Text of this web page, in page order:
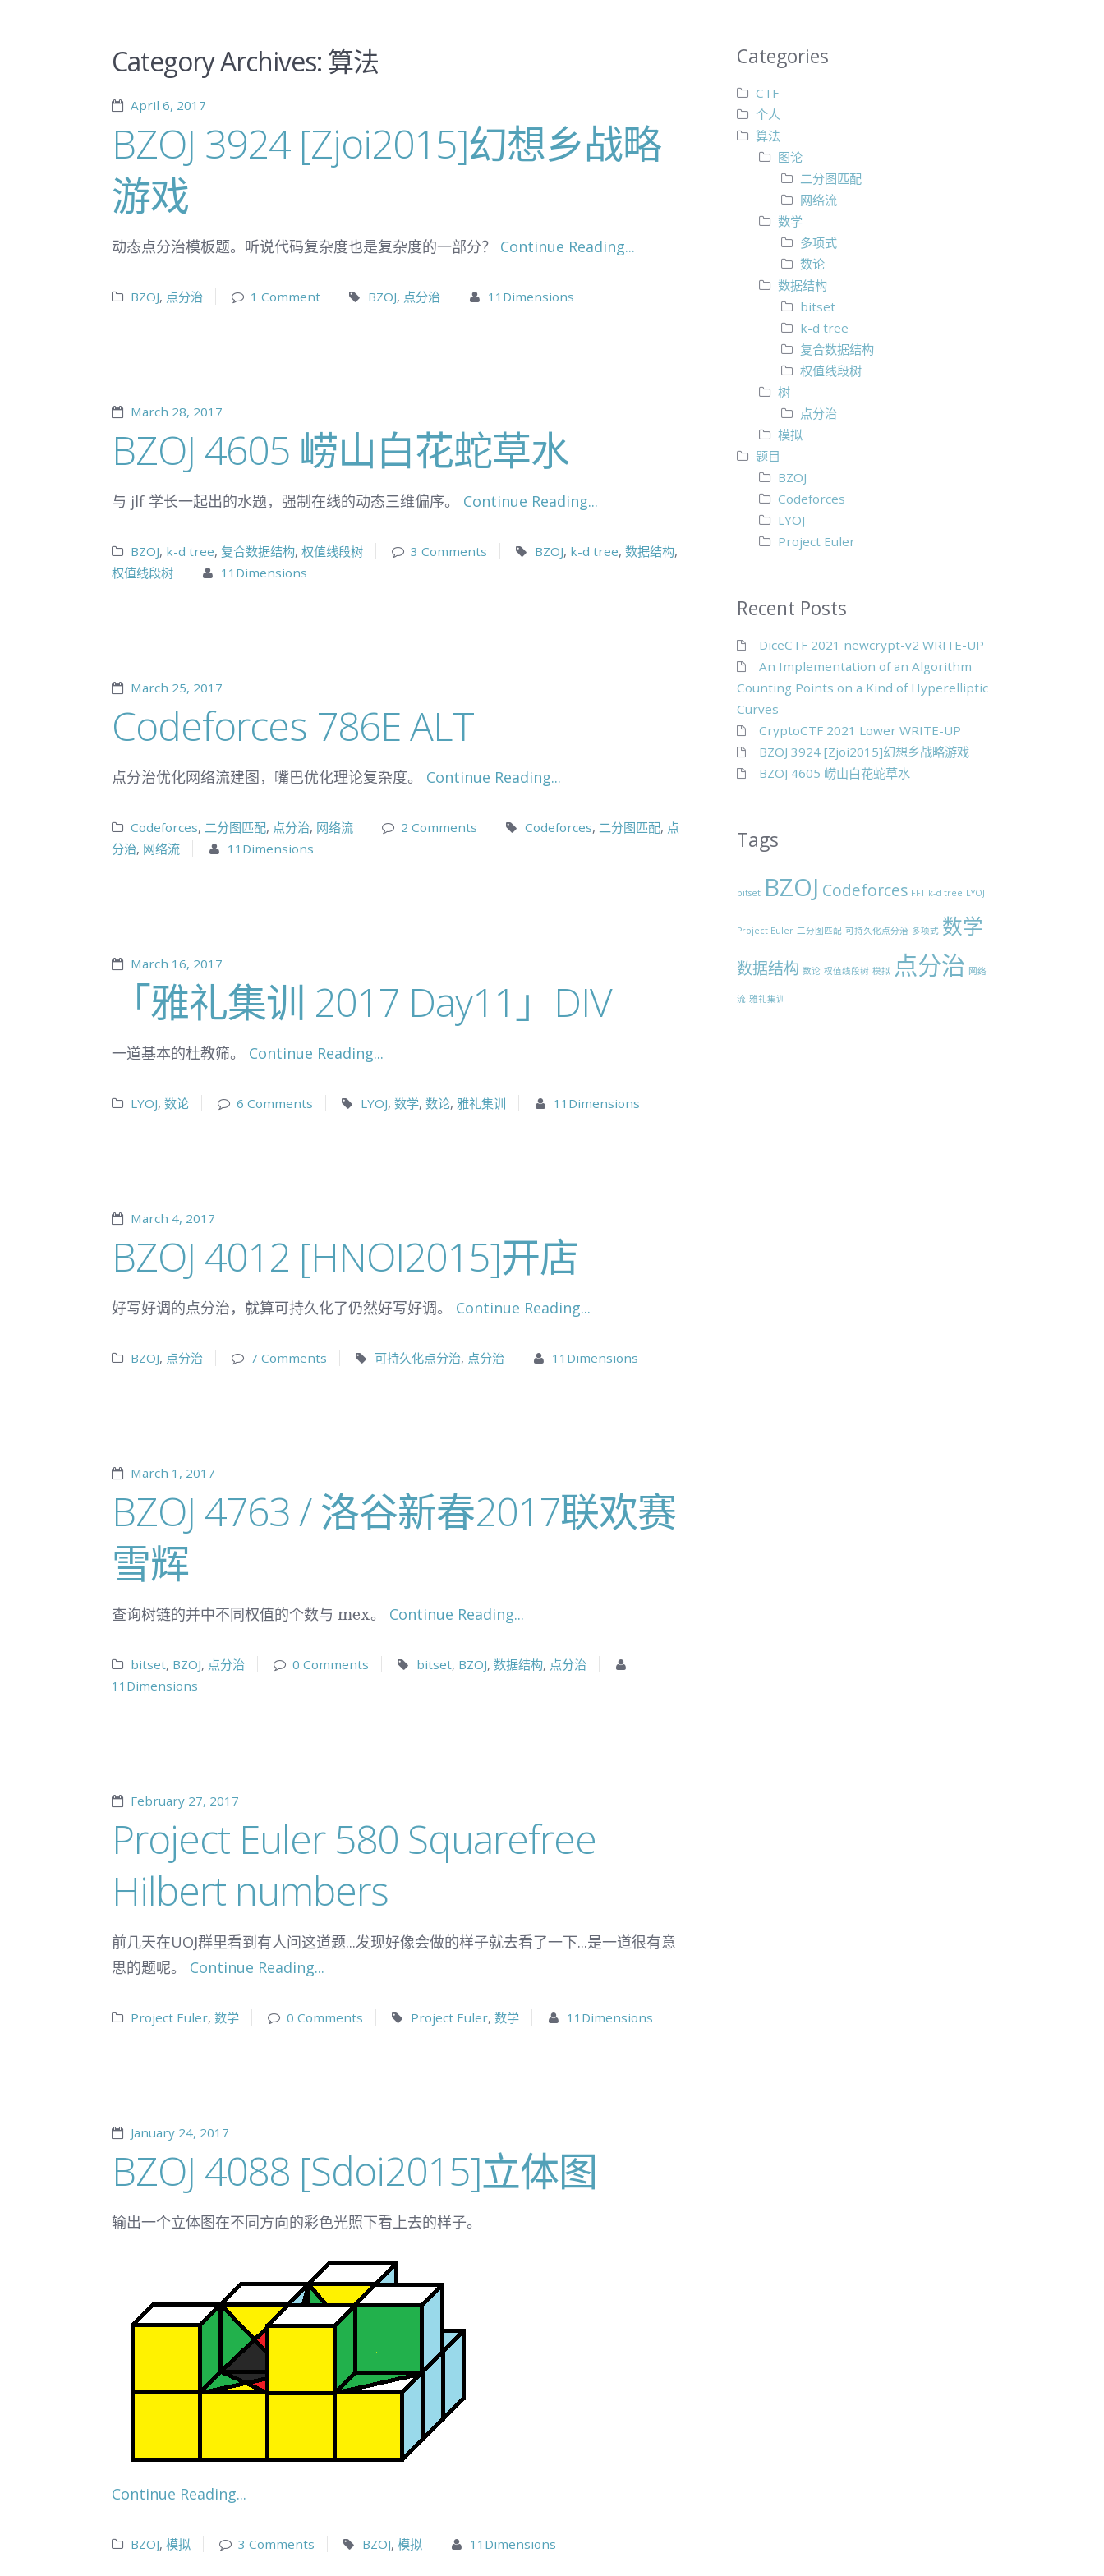
Category Archives: 算法
April 6, 2017
BZOJ 3924 [Zjoi2015]幻想乡战略
游戏
动态点分治模板题。听说代码复杂度也是复杂度的一部分？ Continue Reading...
BZOJ, 点分治 1 Comment BZOJ, 点分治 11Dimensions
March 28, 2017
BZOJ 4605 崂山白花蛇草水
与 jlf 学长一起出的水题，强制在线的动态三维偏序。 Continue Reading...
BZOJ, k-d tree, 复合数据结构, 权值线段树 3 Comments BZOJ, k-d tree,数据结构,
权值线段树
11Dimensions
March 25, 2017
Codeforces 786E ALT
点分治优化网络流建图，嘴巴优化理论复杂度。 Continue Reading...
Codeforces, 二分图匹配, 点分治, 网络流 2 Comments Codeforces,二分图匹配, 点
分治, 网络流 11Dimensions
March 16, 2017
「雅礼集训 2017 Day11」DIV
一道基本的杜教筛。 Continue Reading...
LYOJ, 数论 6 Comments LYOJ,数学,数论, 雅礼集训 11Dimensions
March 4, 2017
BZOJ 4012 [HNOI2015]开店
好写好调的点分治，就算可持久化了仍然好写好调。 Continue Reading...
BZOJ, 点分治 7 Comments 可持久化点分治, 点分治 11Dimensions
March 1, 2017
BZOJ 4763 / 洛谷新春2017联欢赛
雪辉
查询树链的并中不同权值的个数与\textrm{mex}
mex。 Continue Reading...
bitset, BZOJ, 点分治 0 Comments bitset, BZOJ,数据结构, 点分治
11Dimensions
February 27, 2017
Project Euler 580 Squarefree
Hilbert numbers
前几天在UOJ群里看到有人问这道题...发现好像会做的样子就去看了一下...是一道很有意
思的题呢。 Continue Reading...
Project Euler, 数学 0 Comments Project Euler,数学 11Dimensions
January 24, 2017
BZOJ 4088 [Sdoi2015]立体图
输出一个立体图在不同方向的彩色光照下看上去的样子。
Continue Reading...
BZOJ, 模拟 3 Comments BZOJ,模拟 11Dimensions
Categories
CTF
个人
算法
图论
二分图匹配
网络流
数学
多项式
数论
数据结构
bitset
k-d tree
复合数据结构
权值线段树
树
点分治
模拟
题目
BZOJ
Codeforces
LYOJ
Project Euler
Recent Posts
DiceCTF 2021 newcrypt-v2 WRITE-UP
An Implementation of an Algorithm
Counting Points on a Kind of Hyperelliptic
Curves
CryptoCTF 2021 Lower WRITE-UP
BZOJ 3924 [Zjoi2015]幻想乡战略游戏
BZOJ 4605 崂山白花蛇草水
Tags
bitset BZOJ Codeforces FFT k-d tree LYOJ
Project Euler 二分图匹配 可持久化点分治 多项式 数学
数据结构 数论 权值线段树 模拟 点分治 网络
流 雅礼集训